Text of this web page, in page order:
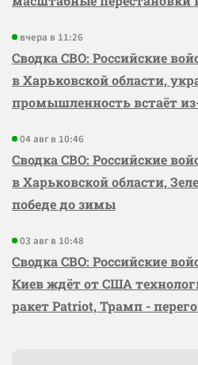
вчера в 11:26
Сводка СВО: Российские
в Харьковской области,
промышленность встаёт
04 авг в 10:46
Сводка СВО: Российские
в Харьковской области,
победе до зимы
03 авг в 10:48
Сводка СВО: Российские
Киев ждёт от США
ракет Patriot, Трамп -